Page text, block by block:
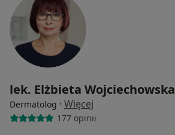
lek. Elżbieta Wojciechowska
Dermatolog · Więcej
177 opinii